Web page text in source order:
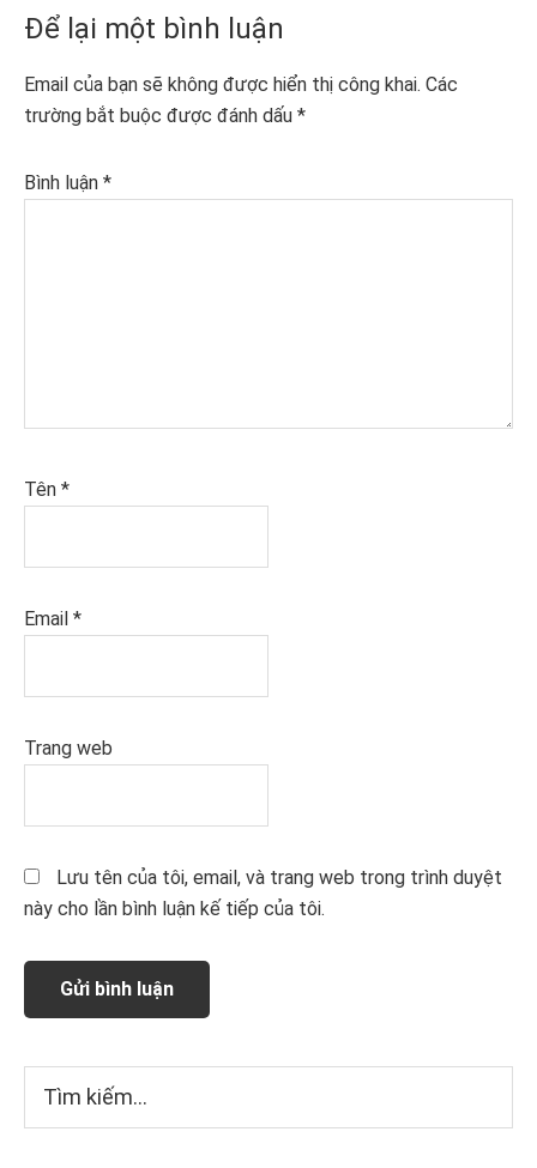
Reader
Interactions
Để lại một bình luận
Email của bạn sẽ không được hiển thị công khai. Các
trường bắt buộc được đánh dấu *
Bình luận *
Tên *
Email *
Trang web
Lưu tên của tôi, email, và trang web trong trình duyệt
này cho lần bình luận kế tiếp của tôi.
Sidebar
chính
kiếm...